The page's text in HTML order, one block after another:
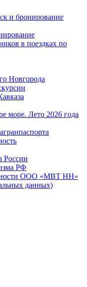
и бронирование
в поездках по
Новгорода
море. Лето 2026 года
России
РФ
ООО «МВТ НН»
данных)